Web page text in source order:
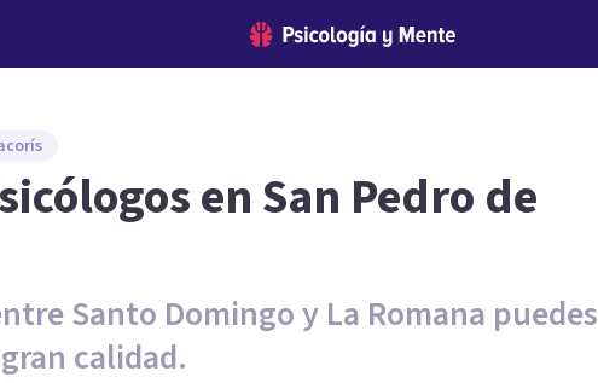
en San Pedro de
Santo Domingo y La Romana puedes
calidad.